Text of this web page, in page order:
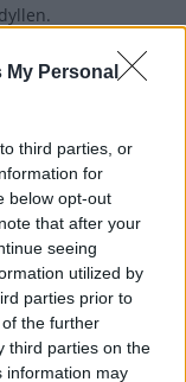
Personal
third parties, or
for
below opt-out
that after your
seeing
utilized by
parties prior to
the further
third parties on the
information may